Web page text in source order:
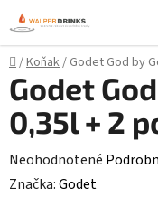
Prejsť
na
obsah
Domov
/Koňak/ Godet God by
Godet
0,35l + 2
Priemerné
hodnotenie
Neohodnotené
Značka:Godet